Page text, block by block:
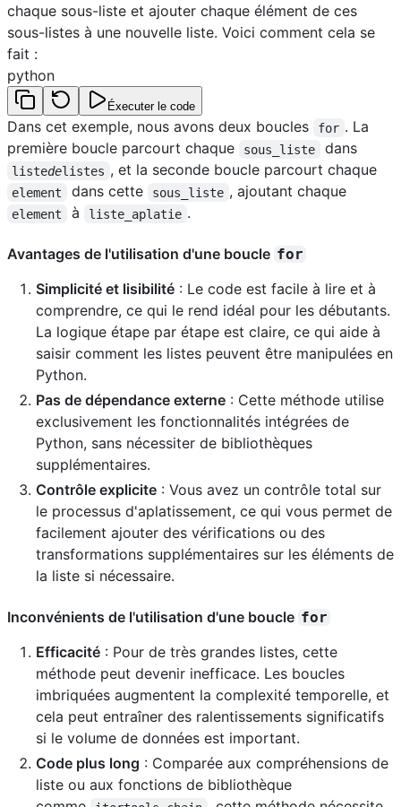
chaque sous-liste et ajouter chaque élément de ces
sous-listes à une nouvelle liste. Voici comment cela se
fait :
python
Éxecuter le code
Dans cet exemple, nous avons deux boucles for . La
première boucle parcourt chaque
sous_liste dans
listedelistes , et la seconde boucle parcourt chaque
element dans cette sous_liste , ajoutant chaque
element à liste_aplatie .
Avantages de l'utilisation d'une boucle for
Simplicité et lisibilité : Le code est facile à lire et à
comprendre, ce qui le rend idéal pour les débutants.
La logique étape par étape est claire, ce qui aide à
saisir comment les listes peuvent être manipulées en
Python.
Pas de dépendance externe : Cette méthode utilise
exclusivement les fonctionnalités intégrées de
Python, sans nécessiter de bibliothèques
supplémentaires.
Contrôle explicite : Vous avez un contrôle total sur
le processus d'aplatissement, ce qui vous permet de
facilement ajouter des vérifications ou des
transformations supplémentaires sur les éléments de
la liste si nécessaire.
Inconvénients de l'utilisation d'une boucle for
Efficacité : Pour de très grandes listes, cette
méthode peut devenir inefficace. Les boucles
imbriquées augmentent la complexité temporelle, et
cela peut entraîner des ralentissements significatifs
si le volume de données est important.
Code plus long : Comparée aux compréhensions de
liste ou aux fonctions de bibliothèque